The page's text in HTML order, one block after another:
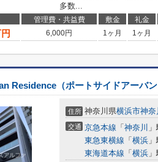
多数...
管理費・共益費 敷金 礼金
6,000円 1ヶ月 1ヶ月
Residence（ポートサイドアーバン
住所 神奈川県横浜市神奈
交通 京急本線 「 神奈川
東急東横線 「 横浜
東海道本線 「 横浜